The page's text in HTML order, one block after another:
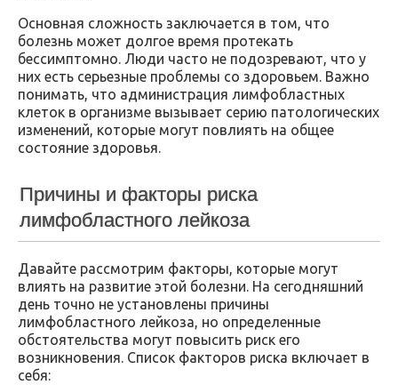
Основная сложность заключается в том, что
болезнь может долгое время протекать
бессимптомно. Люди часто не подозревают, что у
них есть серьезные проблемы со здоровьем. Важно
понимать, что администрация лимфобластных
клеток в организме вызывает серию патологических
изменений, которые могут повлиять на общее
состояние здоровья.
Причины и факторы риска
лимфобластного лейкоза
Давайте рассмотрим факторы, которые могут
влиять на развитие этой болезни. На сегодняшний
день точно не установлены причины
лимфобластного лейкоза, но определенные
обстоятельства могут повысить риск его
возникновения. Список факторов риска включает в
себя: